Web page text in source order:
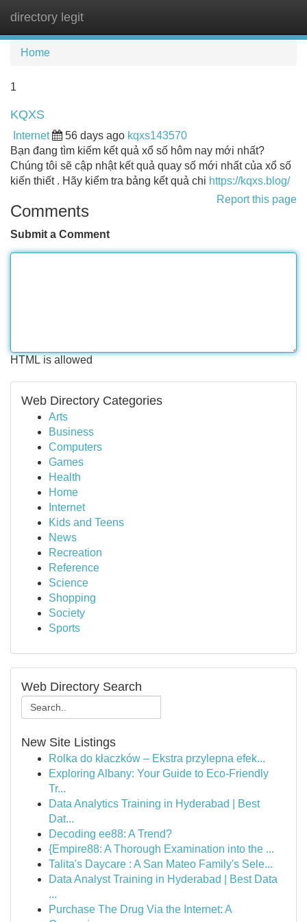
directory legit
Home
1
KQXS
Internet 56 days ago kqxs143570
Bạn đang tìm kiếm kết quả xổ số hôm nay mới nhất?
Chúng tôi sẽ cập nhật kết quả quay số mới nhất của xổ số
kiến thiết . Hãy kiểm tra bảng kết quả chi https://kqxs.blog/
Report this page
Comments
Submit a Comment
HTML is allowed
Web Directory Categories
Arts
Business
Computers
Games
Health
Home
Internet
Kids and Teens
News
Recreation
Reference
Science
Shopping
Society
Sports
Web Directory Search
New Site Listings
Rolka do kłaczków – Ekstra przylepna efek...
Exploring Albany: Your Guide to Eco-Friendly
Tr...
Data Analytics Training in Hyderabad | Best
Dat...
Decoding ee88: A Trend?
{Empire88: A Thorough Examination into the ...
Talita's Daycare : A San Mateo Family's Sele...
Data Analyst Training in Hyderabad | Best Data
...
Purchase The Drug Via the Internet: A